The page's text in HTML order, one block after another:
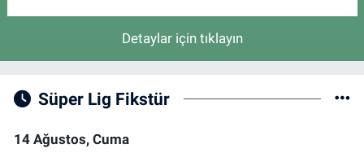
Detaylar için tıklayın
Süper Lig Fikstür
14 Ağustos, Cuma